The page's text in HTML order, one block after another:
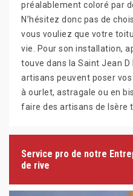
préalablement coloré par
N’hésitez donc pas de
vous vouliez que votre
vie. Pour son installation,
touve dans la Saint Jean D
artisans peuvent poser
à ourlet, astragale ou en
faire des artisans de Isère
Service pro de notre
de rive